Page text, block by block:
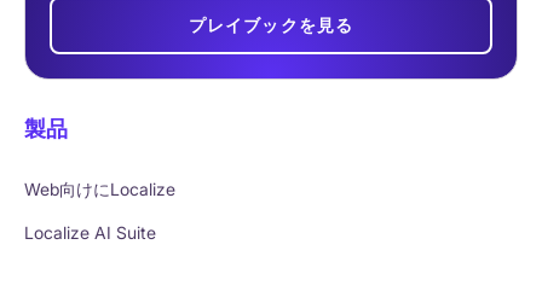
プレイブックを見る
製品
Web向けにLocalize
Localize AI Suite